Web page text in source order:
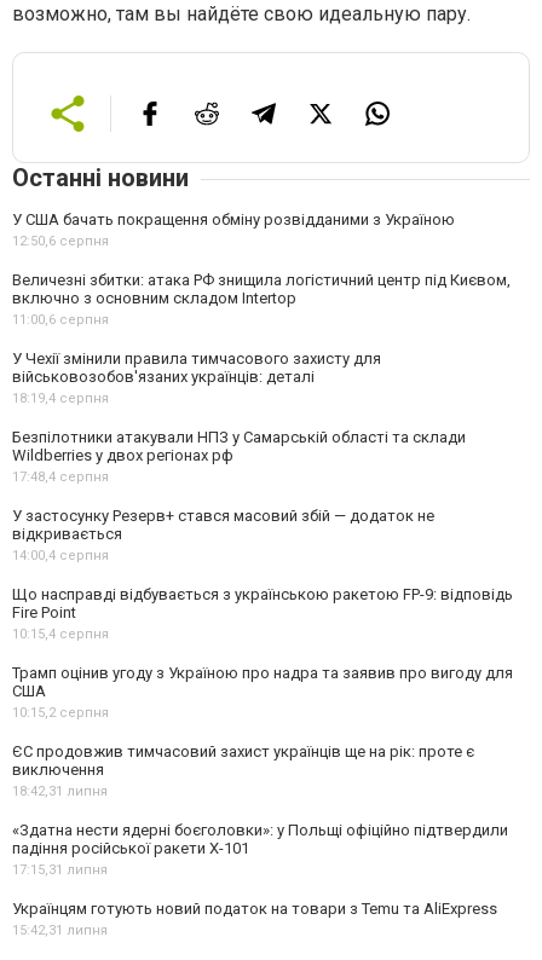
возможно, там вы найдёте свою идеальную пару.
Останні новини
У США бачать покращення обміну розвідданими з Україною
12:50, 6 серпня
Величезні збитки: атака РФ знищила логістичний центр під Києвом,
включно з основним складом Intertop
11:00, 6 серпня
У Чехії змінили правила тимчасового захисту для
військовозобов'язаних українців: деталі
18:19, 4 серпня
Безпілотники атакували НПЗ у Самарській області та склади
Wildberries у двох регіонах рф
17:48, 4 серпня
У застосунку Резерв+ стався масовий збій — додаток не
відкривається
14:00, 4 серпня
Що насправді відбувається з українською ракетою FP-9: відповідь
Fire Point
10:15, 4 серпня
Трамп оцінив угоду з Україною про надра та заявив про вигоду для
США
10:15, 2 серпня
ЄС продовжив тимчасовий захист українців ще на рік: проте є
виключення
18:42, 31 липня
«Здатна нести ядерні боєголовки»: у Польщі офіційно підтвердили
падіння російської ракети Х-101
17:15, 31 липня
Українцям готують новий податок на товари з Temu та AliExpress
15:42, 31 липня